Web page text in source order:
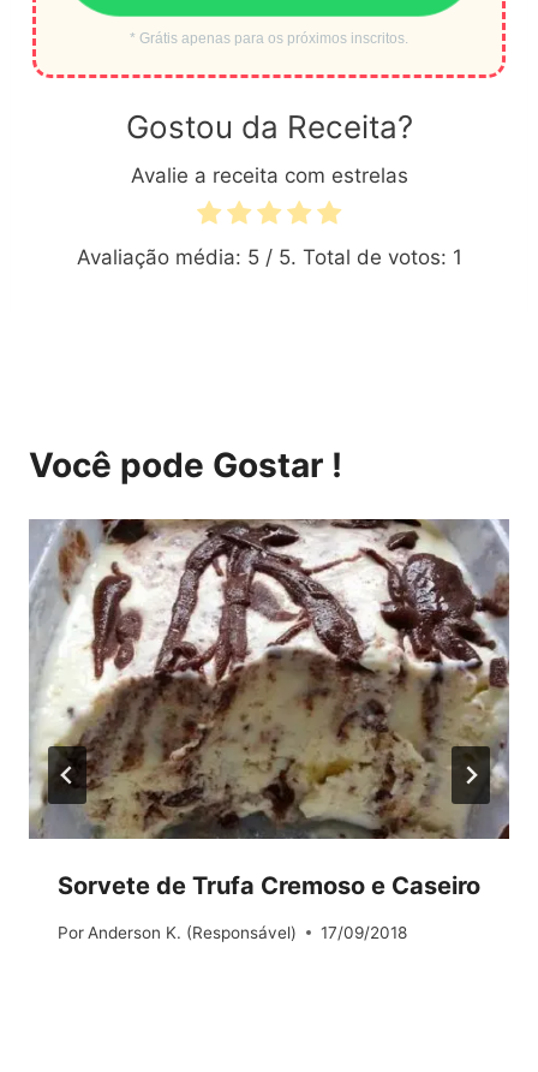
* Grátis apenas para os próximos inscritos.
Gostou da Receita?
Avalie a receita com estrelas
Avaliação média: 5/ 5. Total de votos: 1
Você pode Gostar !
Sorvete de Trufa Cremoso e Caseiro
Por Anderson K. (Responsável) 17/09/2018